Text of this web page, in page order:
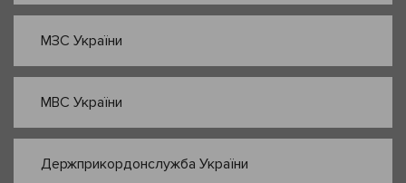
МЗС України
МВС України
Держприкордонслужба України